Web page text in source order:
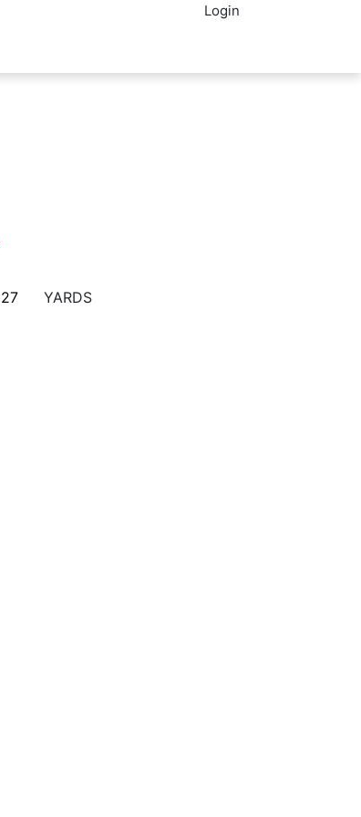
Login
YARDS